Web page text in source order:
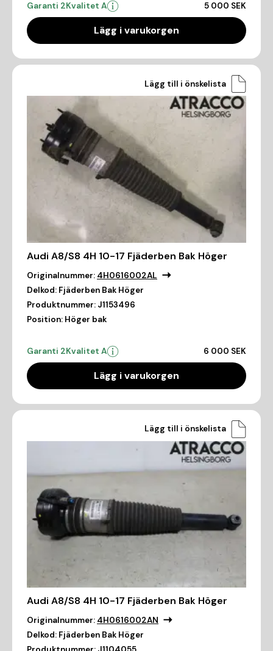
Garanti 2Kvalitet A 5 000 SEK
Lägg i varukorgen
Lägg till i önskelista
Audi A8/S8 4H 10-17 Fjäderben Bak Höger
Originalnummer: 4H0616002AL
Delkod: Fjäderben Bak Höger
Produktnummer: J1153496
Position: Höger bak
Garanti 2Kvalitet A 6 000 SEK
Lägg i varukorgen
Lägg till i önskelista
Audi A8/S8 4H 10-17 Fjäderben Bak Höger
Originalnummer: 4H0616002AN
Delkod: Fjäderben Bak Höger